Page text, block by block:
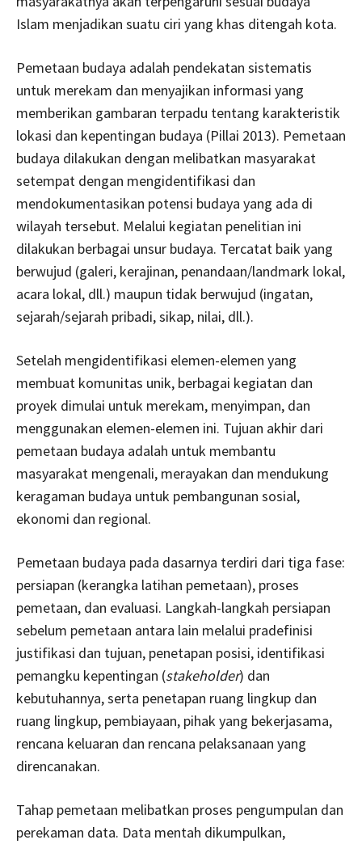
Islam menjadikan suatu ciri yang khas ditengah kota.
Pemetaan budaya adalah pendekatan sistematis
untuk merekam dan menyajikan informasi yang
memberikan gambaran terpadu tentang karakteristik
lokasi dan kepentingan budaya (Pillai 2013). Pemetaan
budaya dilakukan dengan melibatkan masyarakat
setempat dengan mengidentifikasi dan
mendokumentasikan potensi budaya yang ada di
wilayah tersebut. Melalui kegiatan penelitian ini
dilakukan berbagai unsur budaya. Tercatat baik yang
berwujud (galeri, kerajinan, penandaan/landmark lokal,
acara lokal, dll.) maupun tidak berwujud (ingatan,
sejarah/sejarah pribadi, sikap, nilai, dll.).
Setelah mengidentifikasi elemen-elemen yang
membuat komunitas unik, berbagai kegiatan dan
proyek dimulai untuk merekam, menyimpan, dan
menggunakan elemen-elemen ini. Tujuan akhir dari
pemetaan budaya adalah untuk membantu
masyarakat mengenali, merayakan dan mendukung
keragaman budaya untuk pembangunan sosial,
ekonomi dan regional.
Pemetaan budaya pada dasarnya terdiri dari tiga fase:
persiapan (kerangka latihan pemetaan), proses
pemetaan, dan evaluasi. Langkah-langkah persiapan
sebelum pemetaan antara lain melalui pradefinisi
justifikasi dan tujuan, penetapan posisi, identifikasi
pemangku kepentingan (stakeholder) dan
kebutuhannya, serta penetapan ruang lingkup dan
ruang lingkup, pembiayaan, pihak yang bekerjasama,
rencana keluaran dan rencana pelaksanaan yang
direncanakan.
Tahap pemetaan melibatkan proses pengumpulan dan
perekaman data. Data mentah dikumpulkan,